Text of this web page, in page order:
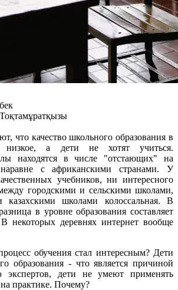
что качество школьного образования в
низкое, а дети не хотят учиться.
находятся в числе "отстающих" на
с африканскими странами. У
учебников, ни интересного
городскими и сельскими школами,
школами колоссальная. В
в уровне образования составляет
некоторых деревнях интернет вообще
обучения стал интересным? Дети
образования - что является причиной
дети не умеют применять
практике. Почему?